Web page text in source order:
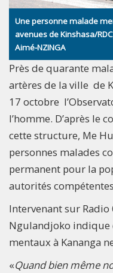
Une personne malade
avenues de Kinshasa/
Aimé-NZINGA
Près de quarante
artères de la ville de
17 octobre
l’homme. D’après le
cette structure, Me
personnes malades
permanent pour la
autorités
Intervenant sur
Ngulandjoko indique
mentaux à Kananga
«Quand bien même